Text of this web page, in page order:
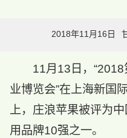
2018年11月16日
11月13日，
业博览会”在上海新国
上，庄浪苹果被评为
用品牌10强之一。